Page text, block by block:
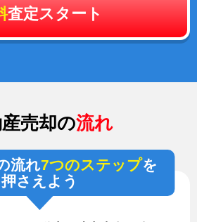
査定スタート
売却の流れ
流れ7つのステップを
押さえよう